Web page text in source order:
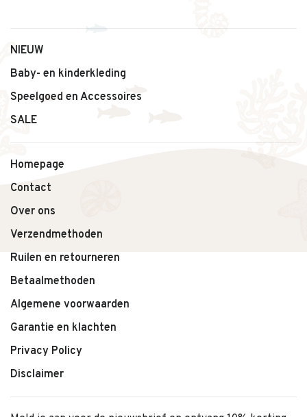
NIEUW
Baby- en kinderkleding
Speelgoed en Accessoires
SALE
Homepage
Contact
Over ons
Verzendmethoden
Ruilen en retourneren
Betaalmethoden
Algemene voorwaarden
Garantie en klachten
Privacy Policy
Disclaimer